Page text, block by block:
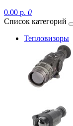
0.00 р. 0
Список категорий
Тепловизоры